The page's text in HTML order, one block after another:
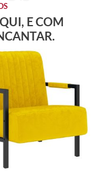
E COM